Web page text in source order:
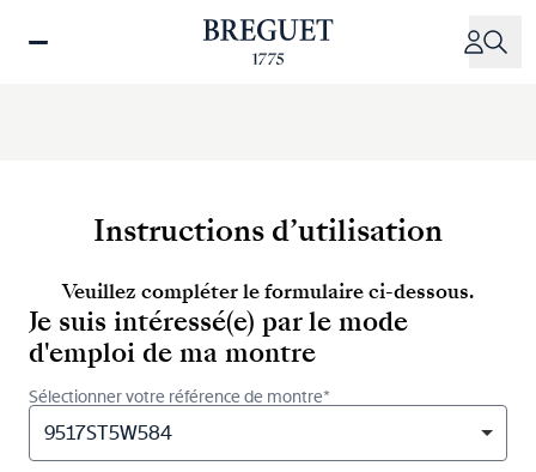
Instructions d’utilisation
Veuillez compléter le formulaire ci-dessous.
Je suis intéressé(e) par le mode
d'emploi de ma montre
Sélectionner votre référence de montre*
9517ST5W584